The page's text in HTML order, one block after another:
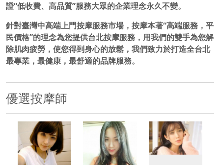
證“低收費、高品質”服務大眾的企業理念永久不變。
針對臺灣中高端上門按摩服務市場，按摩本著“高端服務，平
民價格”的理念為您提供台北按摩服務，用我們的雙手為您解
除肌肉疲勞，使您得到身心的放鬆，我們致力於打造全台北
最專業，最健康，最舒適的品牌服務。
優選按摩師
500x500 500x500 500x500